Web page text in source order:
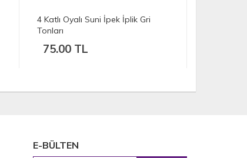
4 Katlı Oyalı Suni İpek İplik Siyah
75.00 TL
E-BÜLTEN